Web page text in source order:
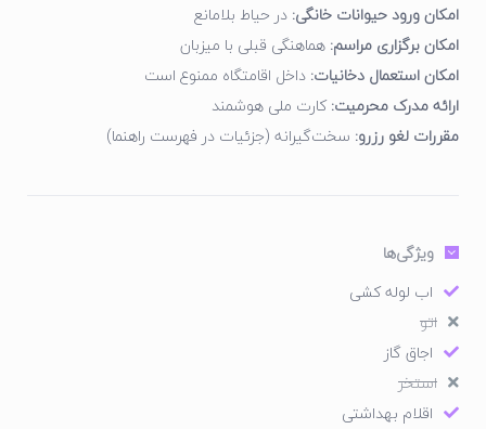
امکان ورود حیوانات خانگی: در حیاط بلامانع
امکان برگزاری مراسم: هماهنگی قبلی با میزبان
امکان استعمال دخانیات: داخل اقامتگاه ممنوع است
ارائه مدرک محرمیت:کارت ملی هوشمند
مقررات لغو رزرو: سخت‌گیرانه (جزئیات در فهرست راهنما)
ویژگی‌ها
اب لوله کشی
اتو
اجاق گاز
استخر
اقلام بهداشتی